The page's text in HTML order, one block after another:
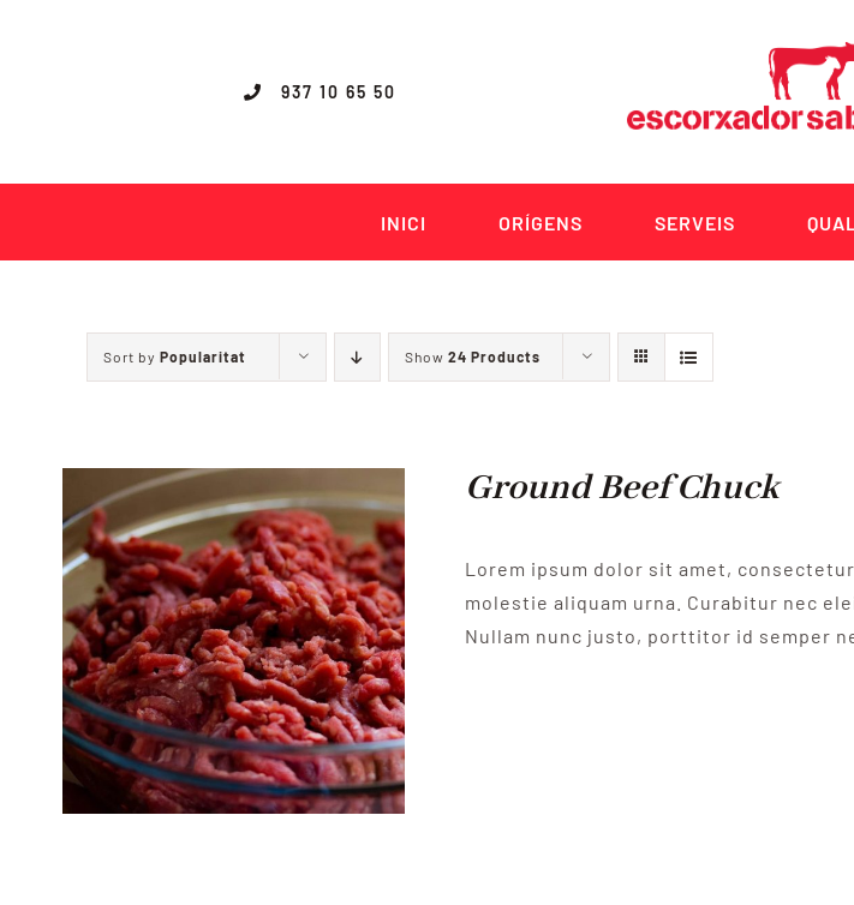
937 10 65 50
INICI ORÍGENS SERVEIS
Sort by Popularitat Show 24 Products
Ground Beef Chuck
Lorem ipsum dolor sit amet,
molestie aliquam urna. Curabitur nec
Nullam nunc justo, porttitor id semper